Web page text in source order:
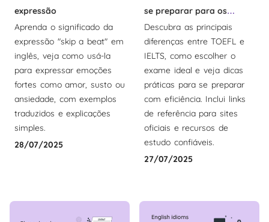
expressão
Aprenda o significado da
expressão "skip a beat" em
inglês, veja como usá-la
para expressar emoções
fortes como amor, susto ou
ansiedade, com exemplos
traduzidos e explicações
simples.
28/07/2025
se preparar para os
exames
Descubra as principais
diferenças entre TOEFL e
IELTS, como escolher o
exame ideal e veja dicas
práticas para se preparar
com eficiência. Inclui links
de referência para sites
oficiais e recursos de
estudo confiáveis.
27/07/2025